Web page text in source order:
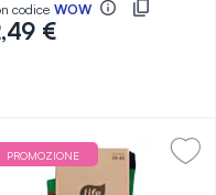
codice WOW
€
PROMOZIONE